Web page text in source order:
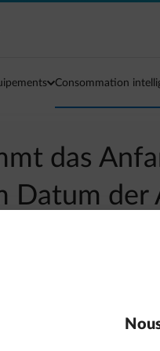
Consommation
das
Datum der